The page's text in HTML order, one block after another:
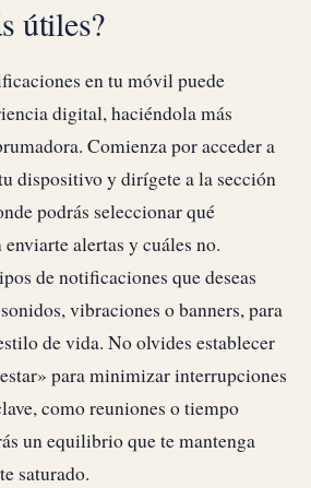
útiles?
en tu móvil puede
digital, haciéndola más
Comienza por acceder a
dispositivo y dirígete a la sección
podrás seleccionar qué
alertas y cuáles no.
de notificaciones que deseas
vibraciones o banners, para
de vida. No olvides establecer
para minimizar interrupciones
como reuniones o tiempo
un equilibrio que te mantenga
saturado.